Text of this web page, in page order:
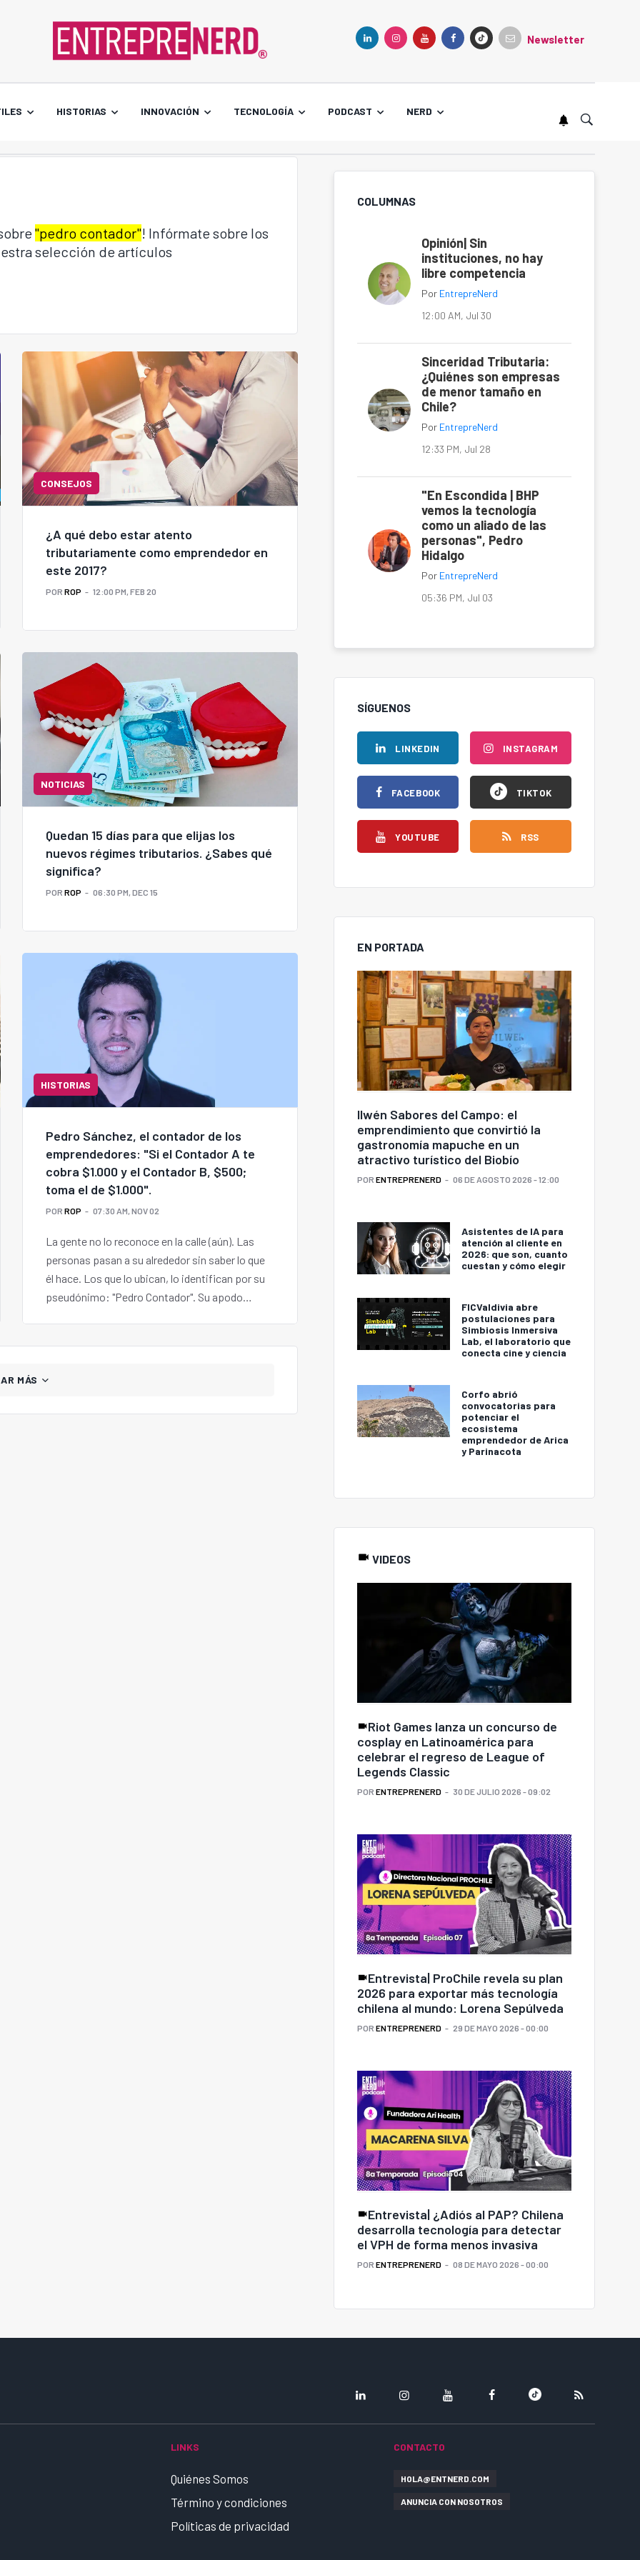
Newsletter
HISTORIAS INNOVACIÓN TECNOLOGÍA PODCAST NERD
"pedro contador"! Infórmate sobre los
selección de artículos
CONSEJOS
¿A qué debo estar atento
tributariamente como emprendedor en
este 2017?
POR ROP 12:00 PM, FEB 20
NOTICIAS
Quedan 15 días para que elijas los
nuevos régimes tributarios. ¿Sabes qué
significa?
POR ROP 06:30 PM, DEC 15
HISTORIAS
Pedro Sánchez, el contador de los
emprendedores: "Si el Contador A te
cobra $1.000 y el Contador B, $500;
toma el de $1.000".
POR ROP 07:30 AM, NOV 02
La gente no lo reconoce en la calle (aún). Las
personas pasan a su alrededor sin saber lo que
él hace. Los que lo ubican, lo identifican por su
pseudónimo: "Pedro Contador". Su apodo
MÁS
COLUMNAS
Opinión| Sin
instituciones, no hay
libre competencia
Por EntrepreNerd
12:00 AM, Jul 30
Sinceridad Tributaria:
¿Quiénes son empresas
de menor tamaño en
Chile?
Por EntrepreNerd
12:33 PM, Jul 28
"En Escondida | BHP
vemos la tecnología
como un aliado de las
personas", Pedro
Hidalgo
Por EntrepreNerd
05:36 PM, Jul 03
SÍGUENOS
LINKEDIN
FACEBOOK
YOUTUBE
INSTAGRAM
TIKTOK
RSS
EN PORTADA
Ilwén Sabores del Campo: el
emprendimiento que convirtió la
gastronomía mapuche en un
atractivo turístico del Biobío
POR ENTREPRENERD 06 DE AGOSTO 2026 - 12:00
Asistentes de IA para
atención al cliente en
2026: que son, cuanto
cuestan y cómo elegir
FICValdivia abre
postulaciones para
Simbiosis Inmersiva
Lab, el laboratorio que
conecta cine y ciencia
Corfo abrió
convocatorias para
potenciar el
ecosistema
emprendedor de Arica
y Parinacota
VIDEOS
Riot Games lanza un concurso de
cosplay en Latinoamérica para
celebrar el regreso de League of
Legends Classic
POR ENTREPRENERD 30 DE JULIO 2026 - 09:02
Entrevista| ProChile revela su plan
2026 para exportar más tecnología
chilena al mundo: Lorena Sepúlveda
POR ENTREPRENERD 29 DE MAYO 2026 - 00:00
Entrevista| ¿Adiós al PAP? Chilena
desarrolla tecnología para detectar
el VPH de forma menos invasiva
POR ENTREPRENERD 08 DE MAYO 2026 - 00:00
LINKS
Quiénes Somos
Término y condiciones
Políticas de privacidad
CONTACTO
HOLA@ENTNERD.COM
ANUNCIA CON NOSOTROS